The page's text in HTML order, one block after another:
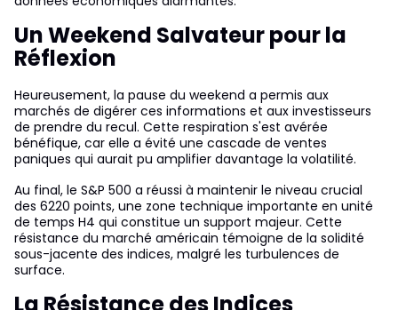
Un Weekend Salvateur pour la
Réflexion
Heureusement, la pause du weekend a permis aux
marchés de digérer ces informations et aux investisseurs
de prendre du recul. Cette respiration s'est avérée
bénéfique, car elle a évité une cascade de ventes
paniques qui aurait pu amplifier davantage la volatilité.
Au final, le S&P 500 a réussi à maintenir le niveau crucial
des 6220 points, une zone technique importante en unité
de temps H4 qui constitue un support majeur. Cette
résistance du marché américain témoigne de la solidité
sous-jacente des indices, malgré les turbulences de
surface.